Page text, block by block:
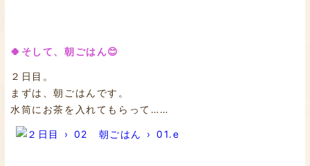
🍀そして、朝ごはん😊
２日目。
まずは、朝ごはんです。
水筒にお茶を入れてもらって……